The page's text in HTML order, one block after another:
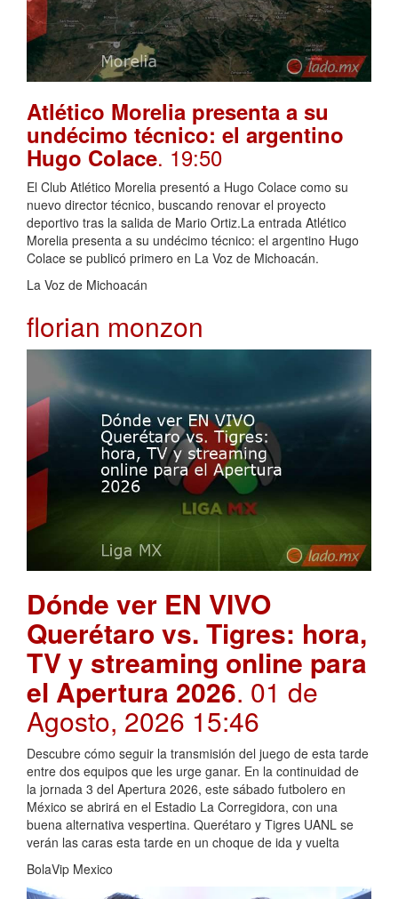
Atlético Morelia presenta a su
undécimo técnico: el argentino
Hugo Colace. 19:50
El Club Atlético Morelia presentó a Hugo Colace como su
nuevo director técnico, buscando renovar el proyecto
deportivo tras la salida de Mario Ortiz.La entrada Atlético
Morelia presenta a su undécimo técnico: el argentino Hugo
Colace se publicó primero en La Voz de Michoacán.
La Voz de Michoacán
florian monzon
Dónde ver EN VIVO
Querétaro vs. Tigres: hora,
TV y streaming online para
el Apertura 2026. 01 de
Agosto, 2026 15:46
Descubre cómo seguir la transmisión del juego de esta tarde
entre dos equipos que les urge ganar. En la continuidad de
la jornada 3 del Apertura 2026, este sábado futbolero en
México se abrirá en el Estadio La Corregidora, con una
buena alternativa vespertina. Querétaro y Tigres UANL se
verán las caras esta tarde en un choque de ida y vuelta
BolaVip Mexico